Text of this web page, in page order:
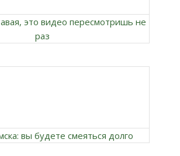
это видео пересмотришь не
раз
вы будете смеяться долго